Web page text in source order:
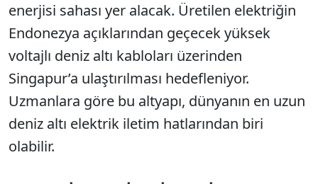
enerjisi sahası yer alacak. Üretilen elektriğin
Endonezya açıklarından geçecek yüksek
voltajlı deniz altı kabloları üzerinden
Singapur’a ulaştırılması hedefleniyor.
Uzmanlara göre bu altyapı, dünyanın en uzun
deniz altı elektrik iletim hatlarından biri
olabilir.